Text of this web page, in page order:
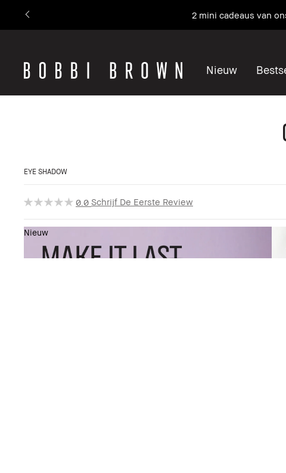
2 mini cadeaus van
Nieuw
EYE SHADOW
0.0 Schrijf De Eerste Review
Nieuw